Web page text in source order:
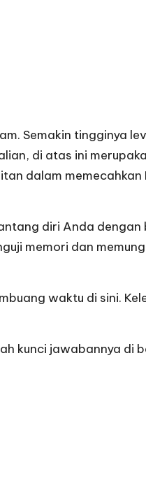
Semakin tingginya
di atas ini
dalam
diri Anda dengan
memori dan
waktu di sini.
kunci jawabannya di